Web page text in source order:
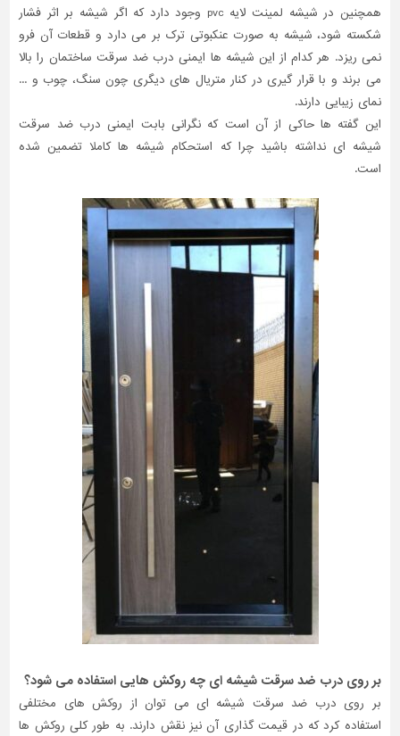
همچنین در شیشه لمینت لایه pvc وجود دارد که اگر شیشه بر اثر فشار
شکسته شود، شیشه به صورت عنکبوتی ترک بر می دارد و قطعات آن فرو
نمی ریزد. هر کدام از این شیشه ها ایمنی درب ضد سرقت ساختمان را بالا
می برند و با قرار گیری در کنار متریال های دیگری چون سنگ، چوب و ...
نمای زیبایی دارند.
این گفته ها حاکی از آن است که نگرانی بابت ایمنی درب ضد سرقت
شیشه ای نداشته باشید چرا که استحکام شیشه ها کاملا تضمین شده
است.
بر روی درب ضد سرقت شیشه ای چه روکش هایی استفاده می شود؟
بر روی درب ضد سرقت شیشه ای می توان از روکش های مختلفی
استفاده کرد که در قیمت گذاری آن نیز نقش دارند. به طور کلی روکش ها